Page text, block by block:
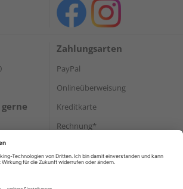
Zahlungsarten
PayPal
Onlineüberweisung
Kreditkarte
Rechnung*
Versand